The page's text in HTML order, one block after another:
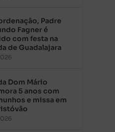
Padre
Fagner é
com festa na
de Guadalajara
Dom Mário
5 anos com
e missa em